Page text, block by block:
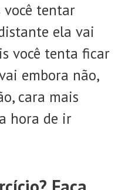
você tentar
ela vai
você tenta ficar
embora não,
cara mais
hora de ir